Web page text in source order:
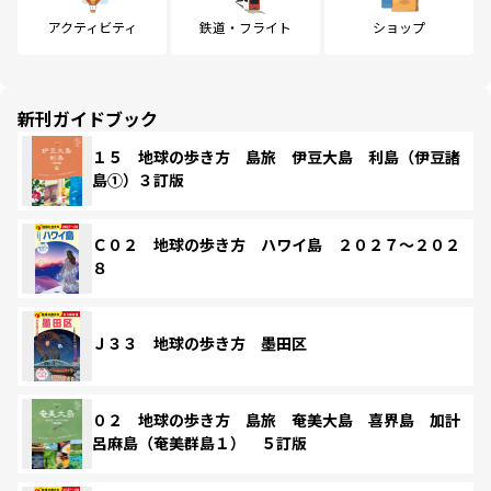
アクティビティ 鉄道・フライト ショップ
新刊ガイドブック
１５ 地球の歩き方 島旅 伊豆大島 利島（伊豆諸
島①）３訂版
Ｃ０２ 地球の歩き方 ハワイ島 ２０２７～２０２
８
Ｊ３３ 地球の歩き方 墨田区
０２ 地球の歩き方 島旅 奄美大島 喜界島 加計
呂麻島（奄美群島１） ５訂版